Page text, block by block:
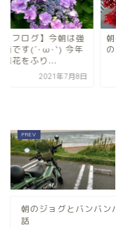
イフログ】今朝は強
雨です(´･ω･`) 今年
陽花をふり...
2021年7月8日
朝のジョグとバンバン
話